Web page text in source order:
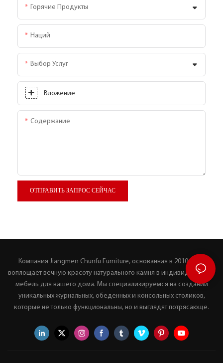
Горячие Продукты
Наций
Выбор Услуг
Вложение
Содержание
ОТПРАВИТЬ ЗАПРОС СЕЙЧАС
Компания Jiangmen Chunfu Furniture, основанная в 2010 году,
воплощает вечную красоту натурального камня в индивидуальную
мебель для вашего дома. Мы специализируемся на создании
уникальных журнальных, обеденных и консольных столиков,
которые не только функциональны, но и выглядят потрясающе.